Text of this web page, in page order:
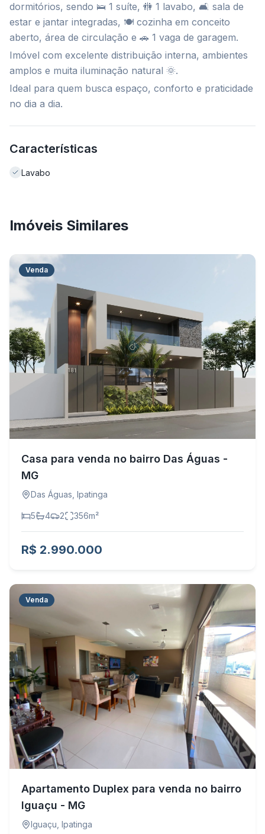
dormitórios, sendo 🛌 1 suíte, 🚻 1 lavabo, 🛋️ sala de
estar e jantar integradas, 🍽️ cozinha em conceito
aberto, área de circulação e 🚗 1 vaga de garagem.
Imóvel com excelente distribuição interna, ambientes
amplos e muita iluminação natural 🌞.
Ideal para quem busca espaço, conforto e praticidade
no dia a dia.
Características
Lavabo
Imóveis Similares
Venda
Casa para venda no bairro Das Águas -
MG
Das Águas Ipatinga
5 4 2 356m²
R$ 2.990.000
Venda
Apartamento Duplex para venda no bairro
Iguaçu - MG
Iguaçu Ipatinga